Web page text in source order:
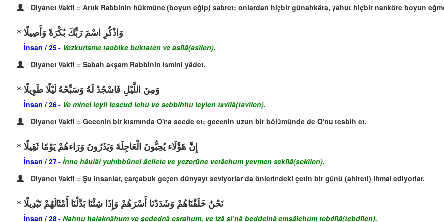
Diyanet Vakfi = Artık Rabbinin hükmüne (boyun eğip) sabret; onlardan hiçbir günahkâra, yahut hiçbir nanköre boyun
وَاذْكُرِ اسْمَ رَبِّكَ بُكْرَةً وَأَصِيلًا
İnsan / 25 - Vezkurisme rabbike bukraten ve asîlâ(asîlen).
Diyanet Vakfi = Sabah akşam Rabbinin ismini yâdet.
وَمِنَ اللَّيْلِ فَاسْجُدْ لَهُ وَسَبِّحْهُ لَيْلًا طَوِيلًا
İnsan / 26 - Ve minel leyli fescud lehu ve sebbihhu leylen tavîlâ(tavîlen).
Diyanet Vakfi = Gecenin bir kısmında O'na secde et; gecenin uzun bir bölümünde de O'nu tesbih et.
إِنَّ هَؤُلَاء يُحِبُّونَ الْعَاجِلَةَ وَيَذَرُونَ وَرَاءهُمْ يَوْمًا ثَقِيلًا
İnsan / 27 - İnne hâulâi yuhıbbûnel âcilete ve yezerûne verâehum yevmen sekîlâ(sekîlen).
Diyanet Vakfi = Şu insanlar, çarçabuk geçen dünyayı seviyorlar da önlerindeki çetin bir günü (ahireti) ihmal ediyorlar.
نَحْنُ خَلَقْنَاهُمْ وَشَدَدْنَا أَسْرَهُمْ وَإِذَا شِئْنَا بَدَّلْنَا أَمْثَالَهُمْ تَبْدِيلًا
İnsan / 28 - Nahnu halaknâhum ve şedednâ esrahum, ve izâ şi’nâ beddelnâ emsâlehum tebdîlâ(tebdîlen).